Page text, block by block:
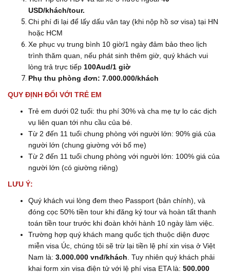
USD/khách/tour.
Chi phí đi lại để lấy dấu vân tay (khi nộp hồ sơ visa) tại HN
hoặc HCM
Xe phục vụ trung bình 10 giờ/1 ngày đảm bảo theo lịch
trình thăm quan, nếu phát sinh thêm giờ, quý khách vui
lòng trả trực tiếp 100Aud/1 giờ
Phụ thu phòng đơn: 7.000.000/khách
QUY ĐỊNH ĐỐI VỚI TRẺ EM
Trẻ em dưới 02 tuổi: thu phí 30% và cha mẹ tự lo các dịch
vụ liên quan tới nhu cầu của bé.
Từ 2 đến 11 tuổi chung phòng với người lớn: 90% giá của
người lớn (chung giường với bố mẹ)
Từ 2 đến 11 tuổi chung phòng với người lớn: 100% giá của
người lớn (có giường riêng)
LƯU Ý:
Quý khách vui lòng đem theo Passport (bản chính), và
đóng cọc 50% tiền tour khi đăng ký tour và hoàn tất thanh
toán tiền tour trước khi đoàn khởi hành 10 ngày làm việc.
Trường hợp quý khách mang quốc tịch thuộc diện được
miễn visa Úc, chúng tôi sẽ trừ lại tiền lệ phí xin visa ở Việt
Nam là: 3.000.000 vnđ/khách . Tuy nhiên quý khách phải
khai form xin visa điện tử với lệ phí visa ETA là: 500.000